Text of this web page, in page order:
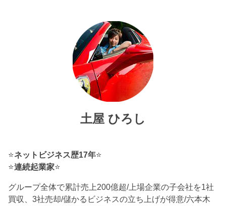
土屋 ひろし
⭐ネットビジネス歴17年⭐
⭐連続起業家⭐
グループ全体で累計売上200億超/上場企業の子会社を1社
買収、3社売却/儲かるビジネスの立ち上げが得意/六本木